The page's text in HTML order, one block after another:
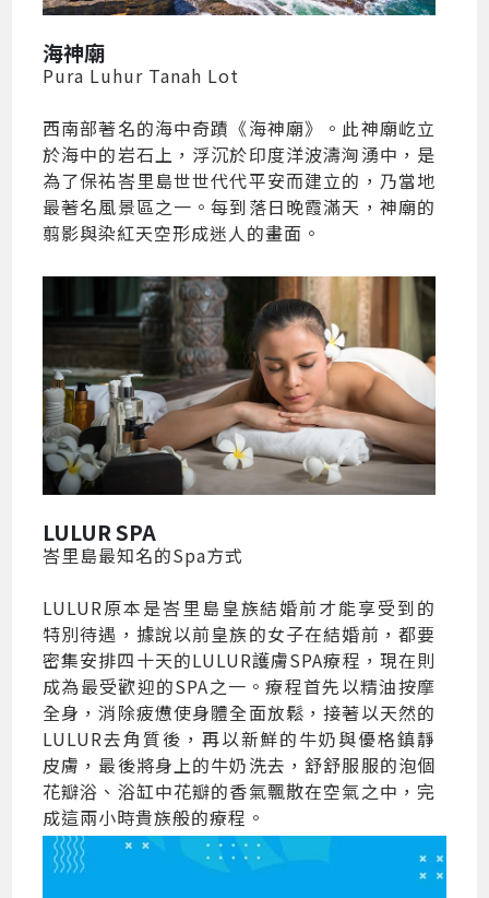
海神廟
Pura Luhur Tanah Lot
西南部著名的海中奇蹟《海神廟》。此神廟屹立
於海中的岩石上，浮沉於印度洋波濤洶湧中，是
為了保祐峇里島世世代代平安而建立的，乃當地
最著名風景區之一。每到落日晚霞滿天，神廟的
翦影與染紅天空形成迷人的畫面。
LULUR SPA
峇里島最知名的Spa方式
LULUR原本是峇里島皇族結婚前才能享受到的
特別待遇，據說以前皇族的女子在結婚前，都要
密集安排四十天的LULUR護膚SPA療程，現在則
成為最受歡迎的SPA之一。療程首先以精油按摩
全身，消除疲憊使身體全面放鬆，接著以天然的
LULUR去角質後，再以新鮮的牛奶與優格鎮靜
皮膚，最後將身上的牛奶洗去，舒舒服服的泡個
花瓣浴、浴缸中花瓣的香氣飄散在空氣之中，完
成這兩小時貴族般的療程。